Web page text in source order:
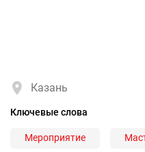
Казань
Ключевые слова
Мероприятие